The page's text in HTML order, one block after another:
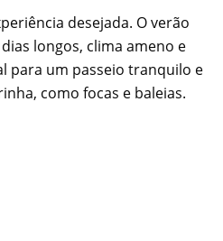
desejada. O verão
longos, clima ameno e
para um passeio tranquilo e
como focas e baleias.